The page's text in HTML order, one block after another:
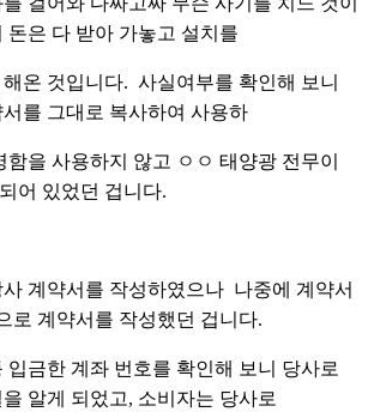
돈은 다 받아 가놓고 설치를
온 것입니다. 사실여부를 확인해 보니
를 그대로 복사하여 사용하
함을 사용하지 않고 ㅇㅇ 태양광 전무이
어 있었던 겁니다.
계약서를 작성하였으나 나중에 계약서
로 계약서를 작성했던 겁니다.
입금한 계좌 번호를 확인해 보니 당사로
알게 되었고, 소비자는 당사로